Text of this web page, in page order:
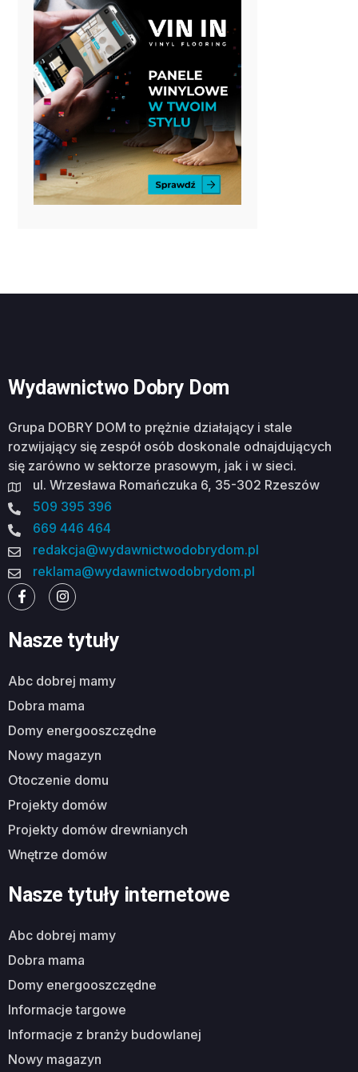
Wydawnictwo Dobry Dom
Grupa DOBRY DOM to prężnie działający i stale
rozwijający się zespół osób doskonale odnajdujących
się zarówno w sektorze prasowym, jak i w sieci.
ul. Wrzesława Romańczuka 6, 35-302 Rzeszów
509 395 396
669 446 464
redakcja@wydawnictwodobrydom.pl
reklama@wydawnictwodobrydom.pl
Nasze tytuły
abc dobrej mamy
dobra mama
domy energooszczędne
nowy magazyn
otoczenie domu
projekty domów
projekty domów drewnianych
wnętrze domów
Nasze tytuły internetowe
abc dobrej mamy
dobra mama
domy energooszczędne
informacje targowe
informacje z branży budowlanej
nowy magazyn